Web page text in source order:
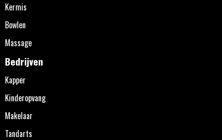
Kermis
Bowlen
Massage
Bedrijven
Kapper
Kinderopvang
Makelaar
Tandarts